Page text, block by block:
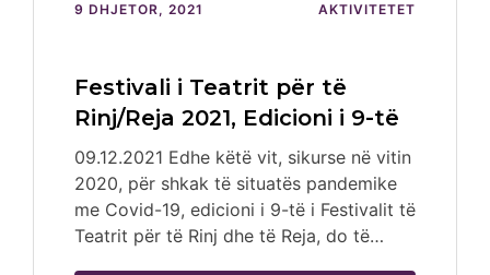
9 DHJETOR, 2021 AKTIVITETET
Festivali i Teatrit për të
Rinj/Reja 2021, Edicioni i 9-të
09.12.2021 Edhe këtë vit, sikurse në vitin
2020, për shkak të situatës pandemike
me Covid-19, edicioni i 9-të i Festivalit të
Teatrit për të Rinj dhe të Reja, do të…